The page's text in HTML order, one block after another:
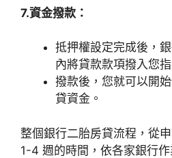
7.資金撥款：
抵押權設定完成後，
內將貸款款項撥入您
撥款後，您就可以開
貸資金。
整個銀行二胎房貸流程，從
1-4 週的時間，依各家銀行